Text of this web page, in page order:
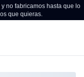
no fabricamos hasta que lo
que quieras.